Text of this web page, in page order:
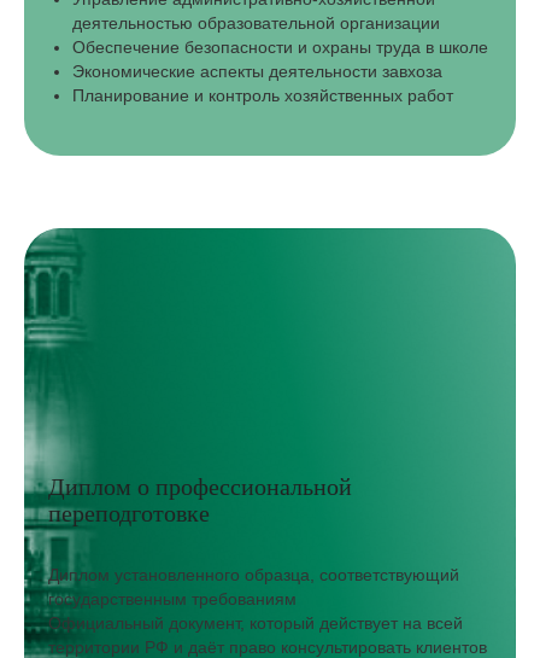
деятельностью образовательной организации
Обеспечение безопасности и охраны труда в школе
Экономические аспекты деятельности завхоза
Планирование и контроль хозяйственных работ
Диплом о профессиональной
переподготовке
Диплом установленного образца, соответствующий
государственным требованиям
Официальный документ, который действует на всей
территории РФ и даёт право консультировать клиентов